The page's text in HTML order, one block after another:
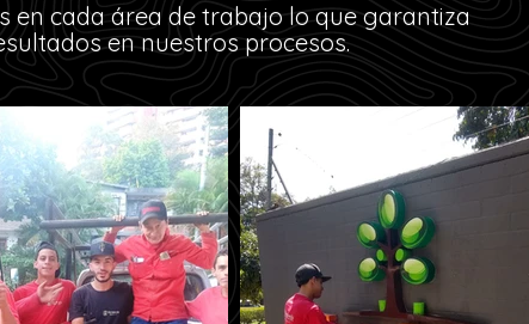
en cada área de trabajo lo que garantiza
en nuestros procesos.